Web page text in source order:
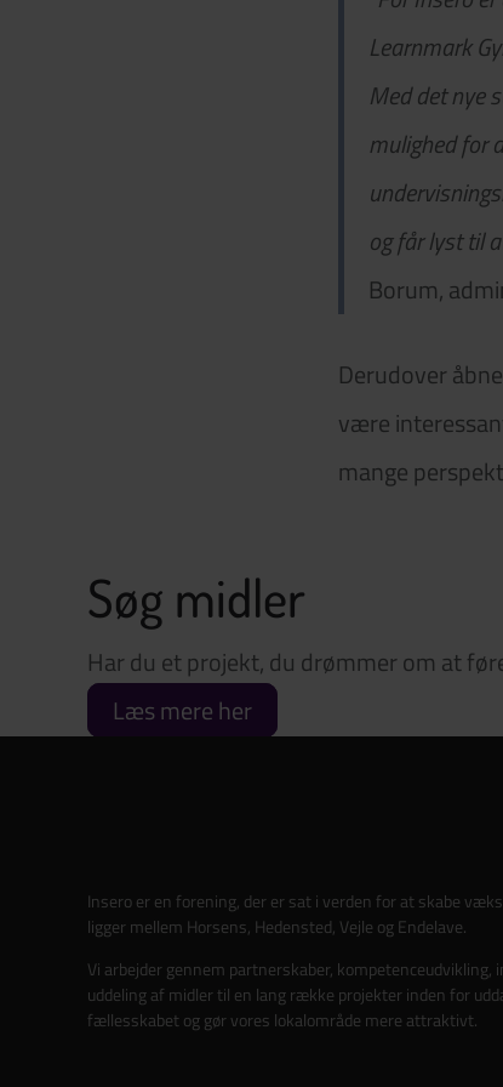
Learnmark
Med det nye
mulighed for
og får lyst til
Borum,
Derudover
være
mange
Søg midler
Har du et projekt, du drømmer om at
Læs mere her
Insero er en forening, der er sat i verden for at skabe
ligger mellem Horsens, Hedensted, Vejle og Endelave.
Vi arbejder gennem partnerskaber,
uddeling af midler til en lang række projekter inden for
fællesskabet og gør vores lokalområde mere attraktivt.